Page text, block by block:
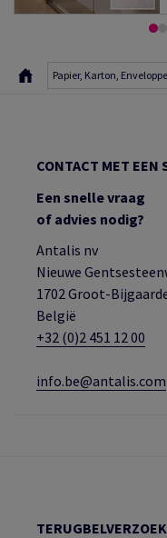
Papier, Karton,
CONTACT MET EEN
Een snelle vraag
of advies nodig?
Antalis nv
Nieuwe
1702 Groot-
België
+32 (0)2 451 12 00
info.be@antalis.com
TERUGBELVERZOEK